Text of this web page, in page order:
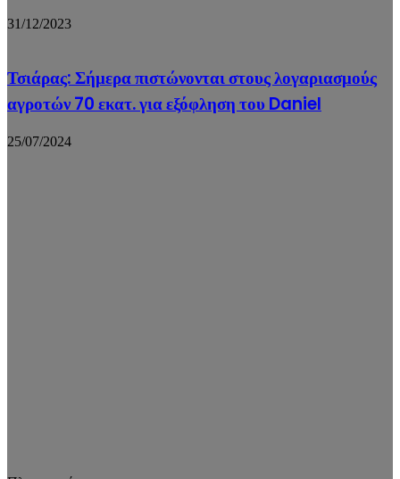
31/12/2023
Τσιάρας: Σήμερα πιστώνονται στους λογαριασμούς
αγροτών 70 εκατ. για εξόφληση του Daniel
25/07/2024